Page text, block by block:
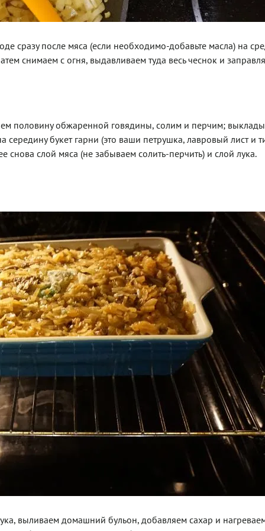
сразу после мяса (если необходимо-добавьте масла) на
снимаем с огня, выдавливаем туда весь чеснок и
половину обжаренной говядины, солим и перчим;
середину букет гарни (это ваши петрушка, лавровый лист и
снова слой мяса (не забываем солить-перчить) и слой лука.
выливаем домашний бульон, добавляем сахар и